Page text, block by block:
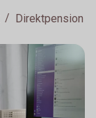
Direktpension